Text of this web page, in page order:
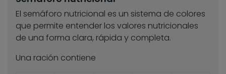
El semáforo nutricional es un sistema de colores
que permite entender los valores nutricionales
de una forma clara, rápida y completa.
Una ración contiene